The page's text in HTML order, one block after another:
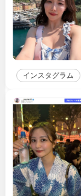
インスタグラム